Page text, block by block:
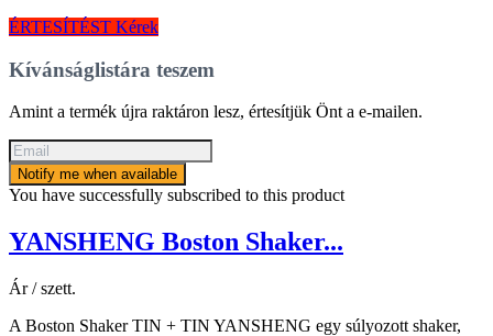
ÉRTESÍTÉST Kérek
Kívánságlistára teszem
Amint a termék újra raktáron lesz, értesítjük Önt a e-mailen.
Notify me when available
You have successfully subscribed to this product
YANSHENG Boston Shaker...
Ár / szett.
A Boston Shaker TIN + TIN YANSHENG egy súlyozott shaker,